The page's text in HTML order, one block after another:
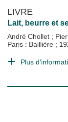
LIVRE
Lait, beurre et
André Chollet ;
Paris : Baillière ;
Plus